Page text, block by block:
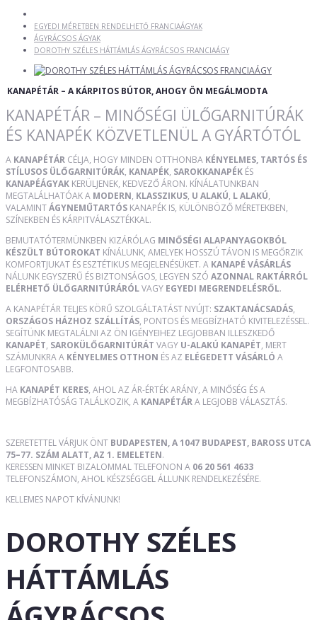
EGYEDI MÉRETBEN RENDELHETŐ FRANCIAÁGYAK
ÁGYRÁCSOS ÁGYAK
DOROTHY SZÉLES HÁTTÁMLÁS ÁGYRÁCSOS FRANCIAÁGY
KANAPÉTÁR – A KÁRPITOS BÚTOR, AHOGY ÖN MEGÁLMODTA
KANAPÉTÁR – MINŐSÉGI ÜLŐGARNITÚRÁK
ÉS KANAPÉK KÖZVETLENÜL A GYÁRTÓTÓL
A KANAPÉTÁR CÉLJA, HOGY MINDEN OTTHONBA KÉNYELMES, TARTÓS ÉS
STÍLUSOS ÜLŐGARNITÚRÁK, KANAPÉK, SAROKKANAPÉK ÉS
KANAPÉÁGYAK KERÜLJENEK, KEDVEZŐ ÁRON. KÍNÁLATUNKBAN
MEGTALÁLHATÓAK A MODERN, KLASSZIKUS, U ALAKÚ, L ALAKÚ,
VALAMINTÁGYNEMŰTARTÓS KANAPÉK IS, KÜLÖNBÖZŐ MÉRETEKBEN,
SZÍNEKBEN ÉS KÁRPITVÁLASZTÉKKAL.
BEMUTATÓTERMÜNKBEN KIZÁRÓLAG MINŐSÉGI ALAPANYAGOKBÓL
KÉSZÜLT BÚTOROKAT KÍNÁLUNK, AMELYEK HOSSZÚ TÁVON IS MEGŐRZIK
KOMFORTJUKAT ÉS ESZTÉTIKUS MEGJELENÉSÜKET. A KANAPÉ VÁSÁRLÁS
NÁLUNK EGYSZERŰ ÉS BIZTONSÁGOS, LEGYEN SZÓ AZONNAL RAKTÁRRÓL
ELÉRHETŐ ÜLŐGARNITÚRÁRÓLVAGY EGYEDI MEGRENDELÉSRŐL.
A KANAPÉTÁR TELJES KÖRŰ SZOLGÁLTATÁST NYÚJT: SZAKTANÁCSADÁS,
ORSZÁGOS HÁZHOZ SZÁLLÍTÁS, PONTOS ÉS MEGBÍZHATÓ KIVITELEZÉSSEL.
SEGÍTÜNK MEGTALÁLNI AZ ÖN IGÉNYEIHEZ LEGJOBBAN ILLESZKEDŐ
KANAPÉT, SAROKÜLŐGARNITÚRÁT VAGY U-ALAKÚ KANAPÉT, MERT
SZÁMUNKRA A KÉNYELMES OTTHON ÉS AZ ELÉGEDETT VÁSÁRLÓ A
LEGFONTOSABB.
HA KANAPÉT KERES, AHOL AZ ÁR-ÉRTÉK ARÁNY, A MINŐSÉG ÉS A
MEGBÍZHATÓSÁG TALÁLKOZIK, A KANAPÉTÁRA LEGJOBB VÁLASZTÁS.
SZERETETTEL VÁRJUK ÖNT BUDAPESTEN, A 1047 BUDAPEST, BAROSS UTCA
75–77. SZÁM ALATT, AZ 1. EMELETEN.
KERESSEN MINKET BIZALOMMAL TELEFONON A 06 20 561 4633
TELEFONSZÁMON, AHOL KÉSZSÉGGEL ÁLLUNK RENDELKEZÉSÉRE.
KELLEMES NAPOT KÍVÁNUNK!
DOROTHY SZÉLES
HÁTTÁMLÁS